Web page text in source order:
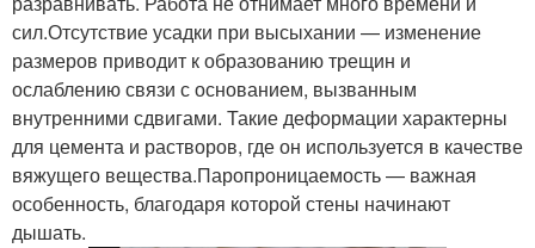
сил.Отсутствие усадки при высыхании — изменение
размеров приводит к образованию трещин и
ослаблению связи с основанием, вызванным
внутренними сдвигами. Такие деформации характерны
для цемента и растворов, где он используется в качестве
вяжущего вещества.Паропроницаемость — важная
особенность, благодаря которой стены начинают
дышать.